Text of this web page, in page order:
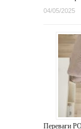
04/05/2025
Переваги